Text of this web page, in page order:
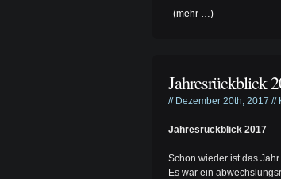
(mehr …)
Jahresrückblick
// Dezember 20th, 2017 //
Jahresrückblick 2017
Schon wieder ist das
Es war ein